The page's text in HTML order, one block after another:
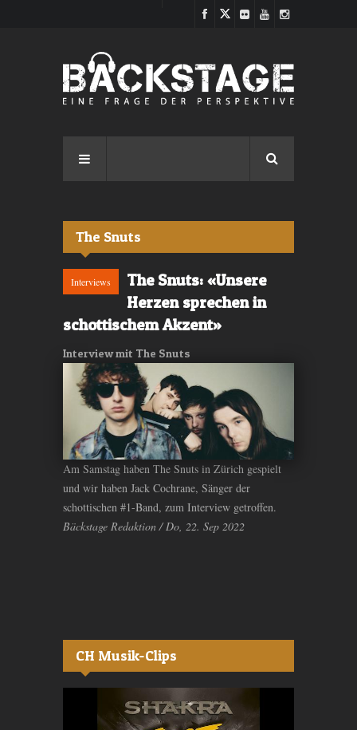
The Snuts
Interviews
The Snuts: «Unsere
Herzen sprechen in
schottischem Akzent»
Interview mit The Snuts
Am Samstag haben The Snuts in Zürich gespielt
und wir haben Jack Cochrane, Sänger der
schottischen #1-Band, zum Interview getroffen.
Bäckstage Redaktion / Do, 22. Sep 2022
CH Musik-Clips